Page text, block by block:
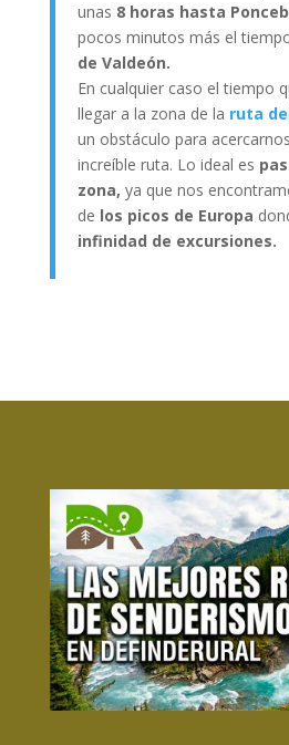
unas 8 horas hasta
pocos minutos más el
de Valdeón.
En cualquier caso el tiempo
llegar a la zona de la ruta
un obstáculo para
increíble ruta. Lo ideal es
zona, ya que nos
de los picos de Europa
infinidad de excursiones.